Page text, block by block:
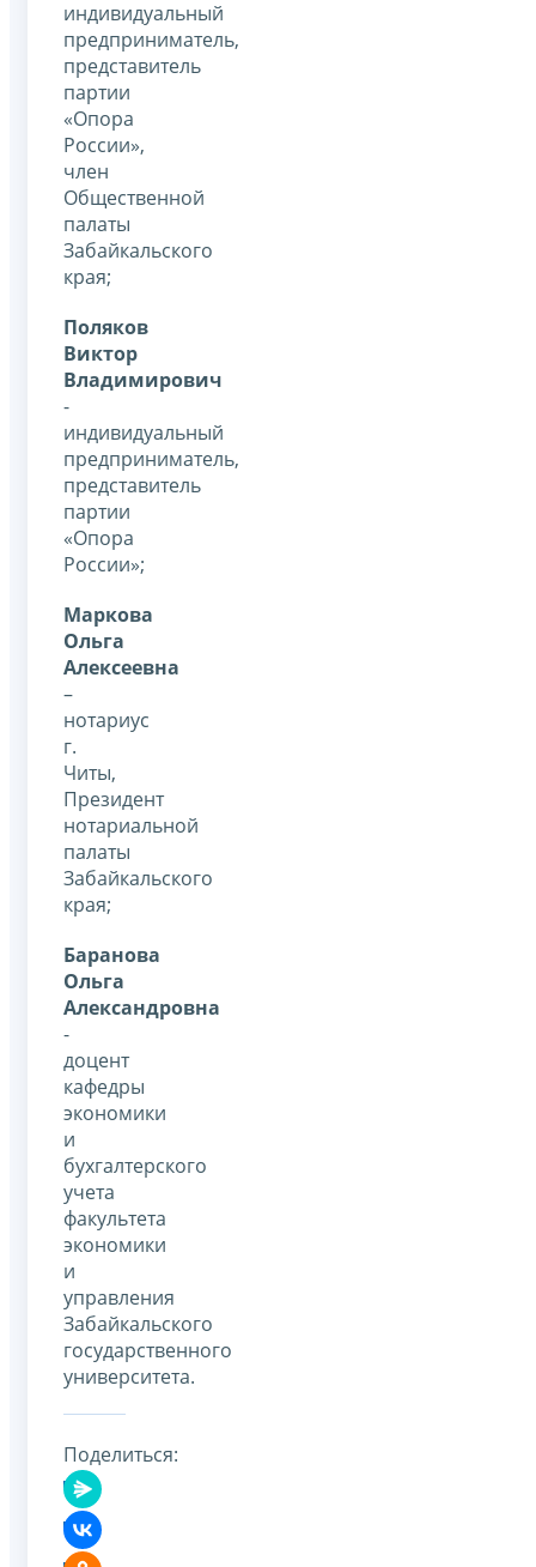
индивидуальный
предприниматель,
представитель
партии
«Опора
России»,
член
Общественной
палаты
Забайкальского
края;
Поляков
Виктор
Владимирович
-
индивидуальный
предприниматель,
представитель
партии
«Опора
России»;
Маркова
Ольга
Алексеевна
–
нотариус
г.
Читы,
Президент
нотариальной
палаты
Забайкальского
края;
Баранова
Ольга
Александровна
-
доцент
кафедры
экономики
и
бухгалтерского
учета
факультета
экономики
и
управления
Забайкальского
государственного
университета.
Поделиться: